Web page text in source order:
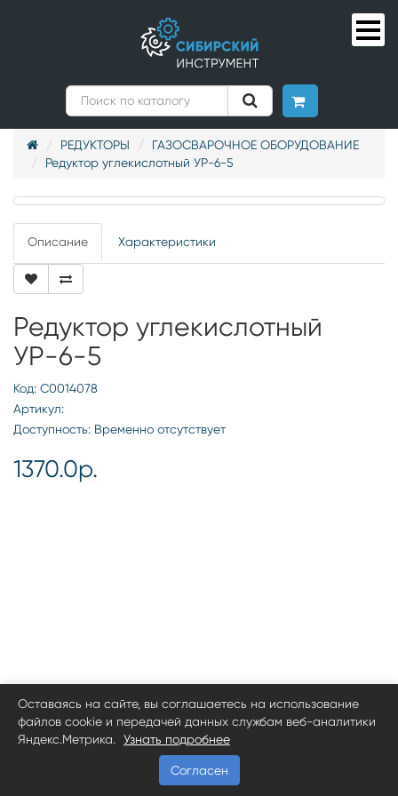
РЕДУКТОРЫ
ГАЗОСВАРОЧНОЕ ОБОРУДОВАНИЕ
Редуктор углекислотный УР-6-5
Описание Характеристики
Редуктор углекислотный
УР-6-5
Код: С0014078
Артикул:
Доступность: Временно отсутствует
1370.0р.
Оставаясь на сайте, вы соглашаетесь на использование
файлов cookie и передачей данных службам веб-аналитики
Яндекс.Метрика.
Узнать подробнее
Согласен